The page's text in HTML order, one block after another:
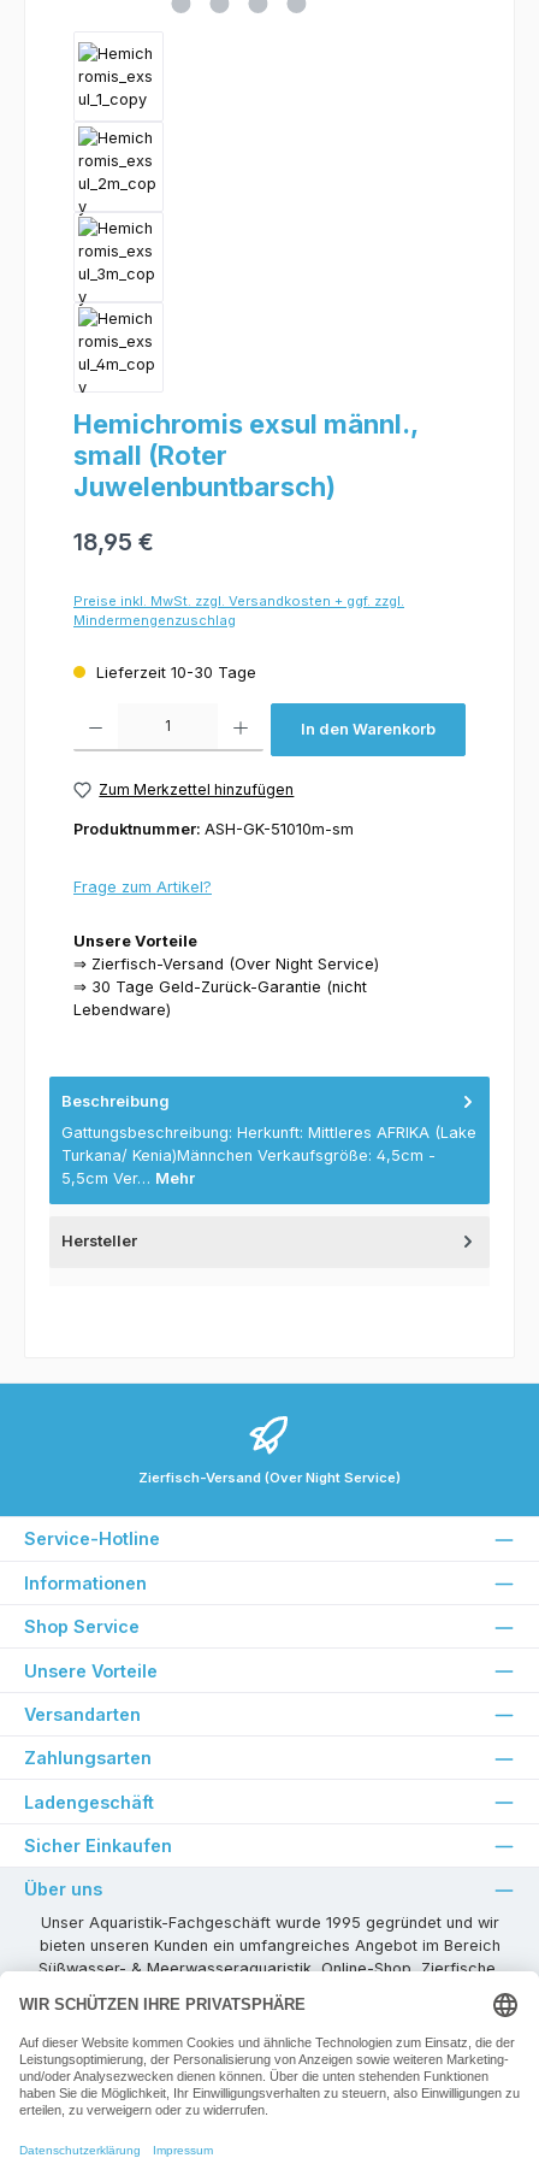
Hemichromis exsul männl.,
small (Roter
Juwelenbuntbarsch)
18,95 €
Preise inkl. MwSt. zzgl. Versandkosten + ggf. zzgl.
Mindermengenzuschlag
Lieferzeit 10-30 Tage
In den Warenkorb
Zum Merkzettel hinzufügen
Produktnummer: ASH-GK-51010m-sm
Frage zum Artikel?
Unsere Vorteile
⇒ Zierfisch-Versand (Over Night Service)
⇒ 30 Tage Geld-Zurück-Garantie (nicht
Lebendware)
Beschreibung
Gattungsbeschreibung: Herkunft: Mittleres AFRIKA (Lake
Turkana/ Kenia)Männchen Verkaufsgröße: 4,5cm -
5,5cm Ver… Mehr
Hersteller
Zierfisch-Versand (Over Night Service)
Service-Hotline
Informationen
Shop Service
Unsere Vorteile
Versandarten
Zahlungsarten
Ladengeschäft
Sicher Einkaufen
Über uns
Unser Aquaristik-Fachgeschäft wurde 1995 gegründet und wir
bieten unseren Kunden ein umfangreiches Angebot im Bereich
Süßwasser- & Meerwasseraquaristik, Online-Shop, Zierfische,
Pflanzen, Aquarienkombinationen, Technikzubehör usw. ! Als
kompetenter Aquaristik-Fachhandelspartner stehen wir Ihnen für
alle Ihre Projekte und Einrichtungs- oder Besatzwünsche zur
Verfügung!
Besuchen Sie uns in unseren Räumlichkeiten oder senden Sie uns